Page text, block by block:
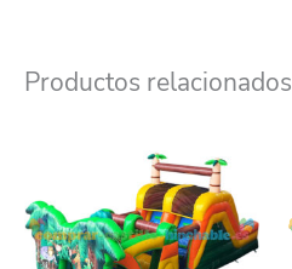
Productos relacionados